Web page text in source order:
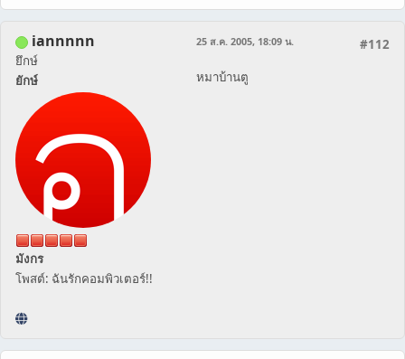
iannnnn
ยึกษ์
ยักษ์
มังกร
โพสต์: ฉันรักคอมพิวเตอร์!!
#112
25 ส.ค. 2005, 18:09 น.
หมาบ้านตู